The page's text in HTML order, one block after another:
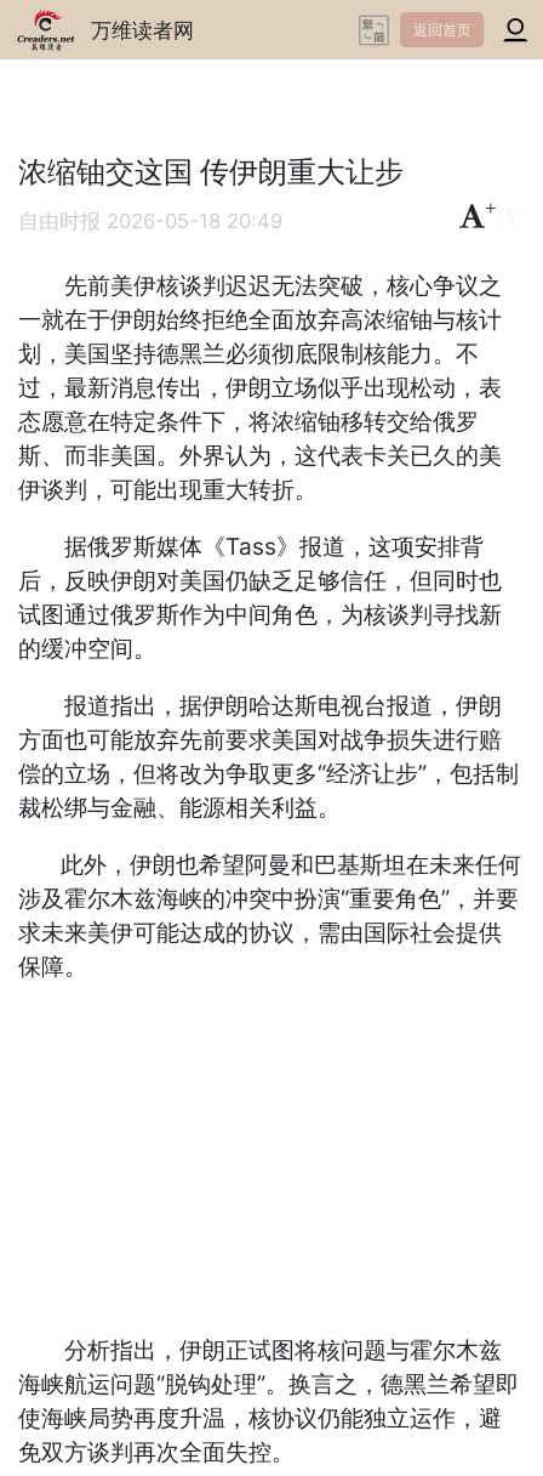
万维读者网 返回首页
浓缩铀交这国 传伊朗重大让步
自由时报 2026-05-18 20:49
+
先前美伊核谈判迟迟无法突破，核心争议之
一就在于伊朗始终拒绝全面放弃高浓缩铀与核计
划，美国坚持德黑兰必须彻底限制核能力。不
过，最新消息传出，伊朗立场似乎出现松动，表
态愿意在特定条件下，将浓缩铀移转交给俄罗
斯、而非美国。外界认为，这代表卡关已久的美
伊谈判，可能出现重大转折。
据俄罗斯媒体《Tass》报道，这项安排背
后，反映伊朗对美国仍缺乏足够信任，但同时也
试图通过俄罗斯作为中间角色，为核谈判寻找新
的缓冲空间。
报道指出，据伊朗哈达斯电视台报道，伊朗
方面也可能放弃先前要求美国对战争损失进行赔
偿的立场，但将改为争取更多“经济让步”，包括制
裁松绑与金融、能源相关利益。
此外，伊朗也希望阿曼和巴基斯坦在未来任何
涉及霍尔木兹海峡的冲突中扮演“重要角色”，并要
求未来美伊可能达成的协议，需由国际社会提供
保障。
分析指出，伊朗正试图将核问题与霍尔木兹
海峡航运问题“脱钩处理”。换言之，德黑兰希望即
使海峡局势再度升温，核协议仍能独立运作，避
免双方谈判再次全面失控。